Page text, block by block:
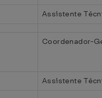
Assistente
Coordenador-
Assistente